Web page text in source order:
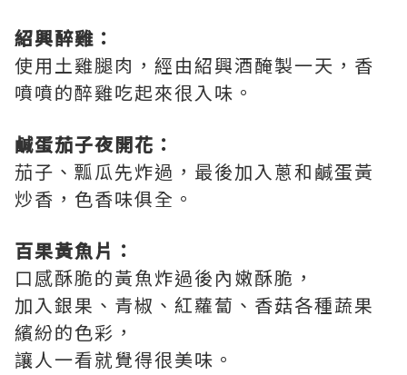
紹興醉雞：
使用土雞腿肉，經由紹興酒醃製一天，香
噴噴的醉雞吃起來很入味。
鹹蛋茄子夜開花：
茄子、瓢瓜先炸過，最後加入蔥和鹹蛋黃
炒香，色香味俱全。
百果黃魚片：
口感酥脆的黃魚炸過後內嫩酥脆，
加入銀果、青椒、紅蘿蔔、香菇各種蔬果
繽紛的色彩，
讓人一看就覺得很美味。